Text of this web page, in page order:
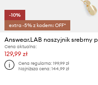
-10%
extra -5% z kodem: OFF*
Cena aktualna:
129,99 zł
Cena regularna: 199,99 zł
Najniższa cena: 144,99 zł